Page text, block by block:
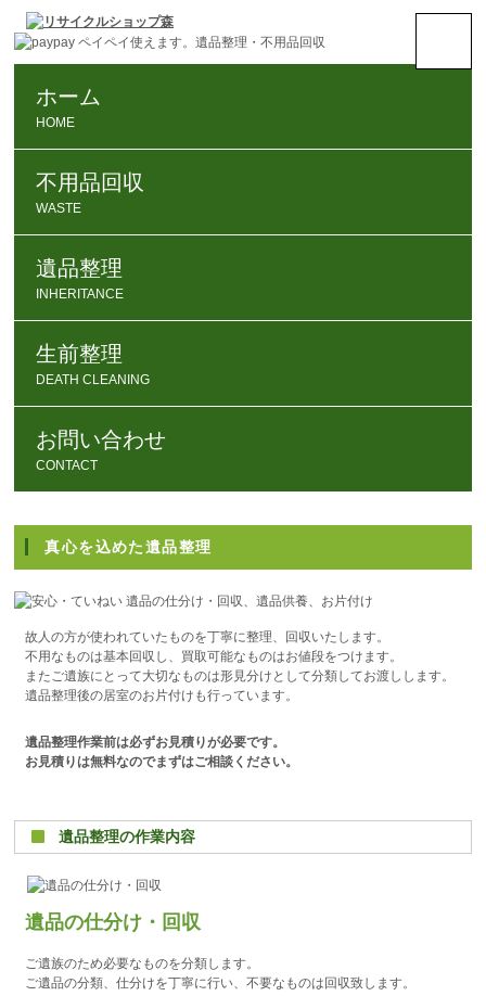
ホーム
HOME
不用品回収
WASTE
遺品整理
INHERITANCE
生前整理
DEATH CLEANING
お問い合わせ
CONTACT
真心を込めた遺品整理
故人の方が使われていたものを丁寧に整理、回収いたします。
不用なものは基本回収し、買取可能なものはお値段をつけます。
またご遺族にとって大切なものは形見分けとして分類してお渡しします。
遺品整理後の居室のお片付けも行っています。
遺品整理作業前は必ずお見積りが必要です。
お見積りは無料なのでまずはご相談ください。
遺品整理の作業内容
遺品の仕分け・回収
ご遺族のため必要なものを分類します。
ご遺品の分類、仕分けを丁寧に行い、不要なものは回収致します。